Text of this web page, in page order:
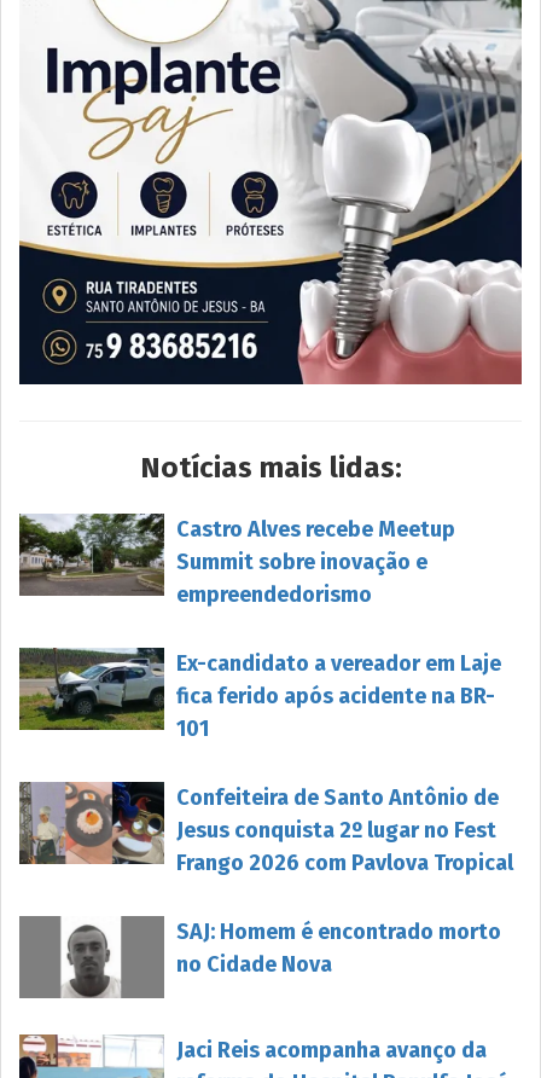
Notícias mais lidas:
Castro Alves recebe Meetup
Summit sobre inovação e
empreendedorismo
Ex-candidato a vereador em Laje
fica ferido após acidente na BR-
101
Confeiteira de Santo Antônio de
Jesus conquista 2º lugar no Fest
Frango 2026 com Pavlova Tropical
SAJ: Homem é encontrado morto
no Cidade Nova
Jaci Reis acompanha avanço da